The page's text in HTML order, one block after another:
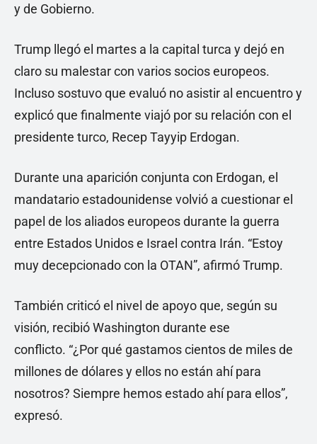
y de Gobierno.
Trump llegó el martes a la capital turca y dejó en
claro su malestar con varios socios europeos.
Incluso sostuvo que evaluó no asistir al encuentro y
explicó que finalmente viajó por su relación con el
presidente turco, Recep Tayyip Erdogan.
Durante una aparición conjunta con Erdogan, el
mandatario estadounidense volvió a cuestionar el
papel de los aliados europeos durante la guerra
entre Estados Unidos e Israel contra Irán. “Estoy
muy decepcionado con la OTAN”, afirmó Trump.
También criticó el nivel de apoyo que, según su
visión, recibió Washington durante ese
conflicto. “¿Por qué gastamos cientos de miles de
millones de dólares y ellos no están ahí para
nosotros? Siempre hemos estado ahí para ellos”,
expresó.